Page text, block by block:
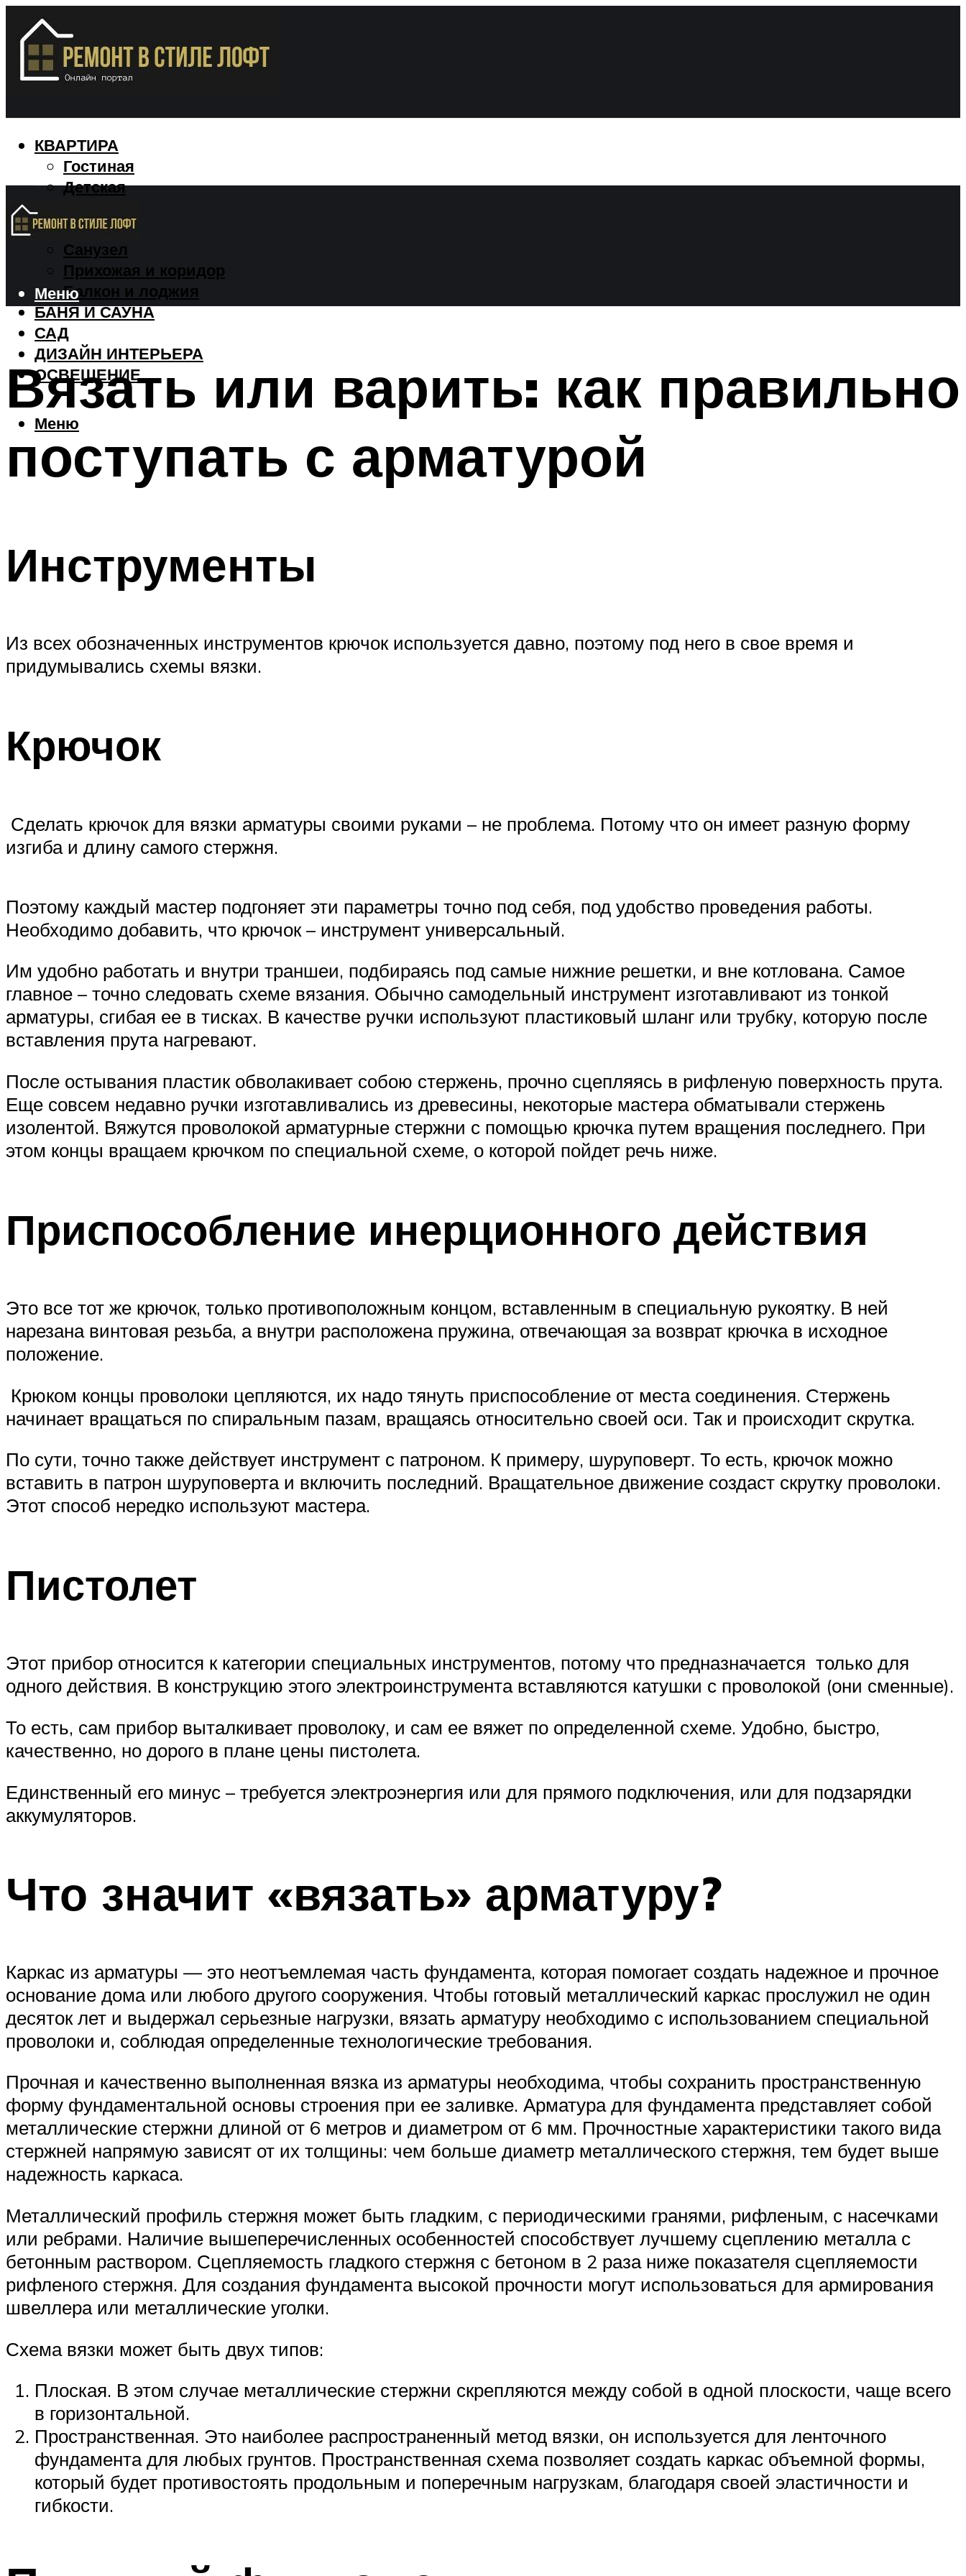
КВАРТИРА
Гостиная
Детская
Спальня
Санузел
Прихожая и коридор
Балкон и лоджия
БАНЯ И САУНА
САД
ДИЗАЙН ИНТЕРЬЕРА
ОСВЕЩЕНИЕ
Меню
Меню
Вязать или варить: как правильно
поступать с арматурой
Инструменты
Из всех обозначенных инструментов крючок используется давно, поэтому под него в свое время и
придумывались схемы вязки.
Крючок
Сделать крючок для вязки арматуры своими руками – не проблема. Потому что он имеет разную форму
изгиба и длину самого стержня.
Поэтому каждый мастер подгоняет эти параметры точно под себя, под удобство проведения работы.
Необходимо добавить, что крючок – инструмент универсальный.
Им удобно работать и внутри траншеи, подбираясь под самые нижние решетки, и вне котлована. Самое
главное – точно следовать схеме вязания. Обычно самодельный инструмент изготавливают из тонкой
арматуры, сгибая ее в тисках. В качестве ручки используют пластиковый шланг или трубку, которую после
вставления прута нагревают.
После остывания пластик обволакивает собою стержень, прочно сцепляясь в рифленую поверхность прута.
Еще совсем недавно ручки изготавливались из древесины, некоторые мастера обматывали стержень
изолентой. Вяжутся проволокой арматурные стержни с помощью крючка путем вращения последнего. При
этом концы вращаем крючком по специальной схеме, о которой пойдет речь ниже.
Приспособление инерционного действия
Это все тот же крючок, только противоположным концом, вставленным в специальную рукоятку. В ней
нарезана винтовая резьба, а внутри расположена пружина, отвечающая за возврат крючка в исходное
положение.
Крюком концы проволоки цепляются, их надо тянуть приспособление от места соединения. Стержень
начинает вращаться по спиральным пазам, вращаясь относительно своей оси. Так и происходит скрутка.
По сути, точно также действует инструмент с патроном. К примеру, шуруповерт. То есть, крючок можно
вставить в патрон шуруповерта и включить последний. Вращательное движение создаст скрутку проволоки.
Этот способ нередко используют мастера.
Пистолет
Этот прибор относится к категории специальных инструментов, потому что предназначается только для
одного действия. В конструкцию этого электроинструмента вставляются катушки с проволокой (они сменные).
То есть, сам прибор выталкивает проволоку, и сам ее вяжет по определенной схеме. Удобно, быстро,
качественно, но дорого в плане цены пистолета.
Единственный его минус – требуется электроэнергия или для прямого подключения, или для подзарядки
аккумуляторов.
Что значит «вязать» арматуру?
Каркас из арматуры — это неотъемлемая часть фундамента, которая помогает создать надежное и прочное
основание дома или любого другого сооружения. Чтобы готовый металлический каркас прослужил не один
десяток лет и выдержал серьезные нагрузки, вязать арматуру необходимо с использованием специальной
проволоки и, соблюдая определенные технологические требования.
Прочная и качественно выполненная вязка из арматуры необходима, чтобы сохранить пространственную
форму фундаментальной основы строения при ее заливке. Арматура для фундамента представляет собой
металлические стержни длиной от 6 метров и диаметром от 6 мм. Прочностные характеристики такого вида
стержней напрямую зависят от их толщины: чем больше диаметр металлического стержня, тем будет выше
надежность каркаса.
Металлический профиль стержня может быть гладким, с периодическими гранями, рифленым, с насечками
или ребрами. Наличие вышеперечисленных особенностей способствует лучшему сцеплению металла с
бетонным раствором. Сцепляемость гладкого стержня с бетоном в 2 раза ниже показателя сцепляемости
рифленого стержня. Для создания фундамента высокой прочности могут использоваться для армирования
швеллера или металлические уголки.
Схема вязки может быть двух типов:
Плоская. В этом случае металлические стержни скрепляются между собой в одной плоскости, чаще всего
в горизонтальной.
Пространственная. Это наиболее распространенный метод вязки, он используется для ленточного
фундамента для любых грунтов. Пространственная схема позволяет создать каркас объемной формы,
который будет противостоять продольным и поперечным нагрузкам, благодаря своей эластичности и
гибкости.